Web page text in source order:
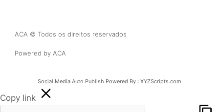
ACA © Todos os direitos reservados
Powered by ACA
Social Media Auto Publish Powered By : XYZScripts.com
Copy link